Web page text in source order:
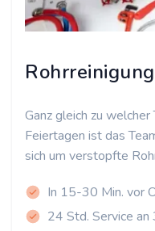
Ganz gleich zu
Feiertagen ist das
sich um verstopfte
In 15-30 Min. vor
24 Std. Service an